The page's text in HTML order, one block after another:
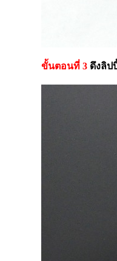
ขั้นตอนที่ 3 ดึงลิป